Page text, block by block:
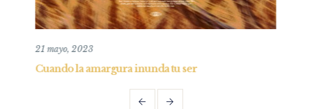
tu ser Adorando al rey de juicio y